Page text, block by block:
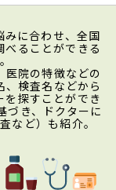
みに合わせ、全国
ることができる
医院の特徴などの
検査名などから
を探すことができ
づき、ドクターに
など）も紹介。